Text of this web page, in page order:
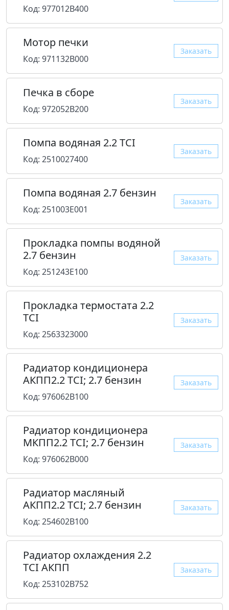
Код: 977012B400
Мотор печки
Код: 971132B000
Заказать
Печка в сборе
Код: 972052B200
Заказать
Помпа водяная 2.2 TCI
Код: 2510027400
Заказать
Помпа водяная 2.7 бензин
Код: 251003E001
Заказать
Прокладка помпы водяной
2.7 бензин
Код: 251243E100
Заказать
Прокладка термостата 2.2
TCI
Код: 2563323000
Заказать
Радиатор кондиционера
АКПП2.2 TCI; 2.7 бензин
Код: 976062B100
Заказать
Радиатор кондиционера
МКПП2.2 TCI; 2.7 бензин
Код: 976062B000
Заказать
Радиатор масляный
АКПП2.2 TCI; 2.7 бензин
Код: 254602B100
Заказать
Радиатор охлаждения 2.2
TCI AКПП
Код: 253102B752
Заказать